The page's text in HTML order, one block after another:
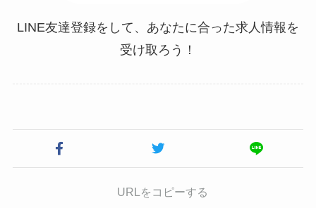
LINE友達登録をして、あなたに合った求人情報を
受け取ろう！
URLをコピーする